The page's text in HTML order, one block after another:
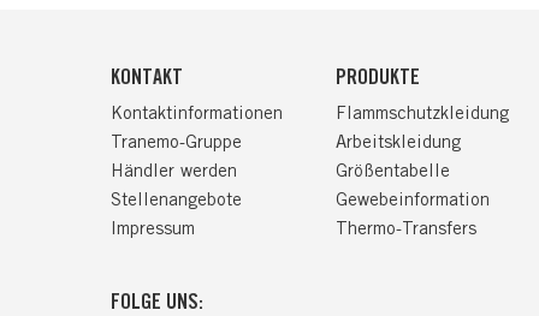
KONTAKT
Kontaktinformationen
Tranemo-Gruppe
Händler werden
Stellenangebote
Impressum
FOLGE UNS:
PRODUKTE
Flammschutzkleidung
Arbeitskleidung
Größentabelle
Gewebeinformation
Thermo-Transfers